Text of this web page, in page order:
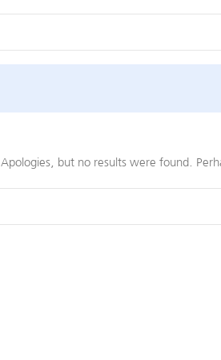
Apologies, but no results were found.